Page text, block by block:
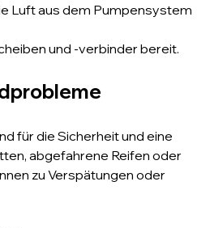
Luft aus dem Pumpensystem
und -verbinder bereit.
für die Sicherheit und eine
abgefahrene Reifen oder
zu Verspätungen oder